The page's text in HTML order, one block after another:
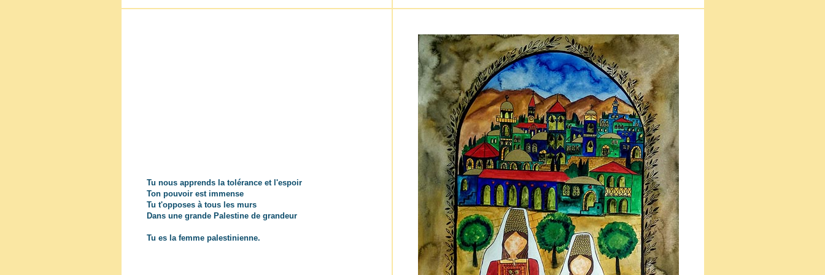
Tu nous apprends la tolérance et l'espoir
Ton pouvoir est immense
Tu t'opposes à tous les murs
Dans une grande Palestine de grandeur
Tu es la femme palestinienne.